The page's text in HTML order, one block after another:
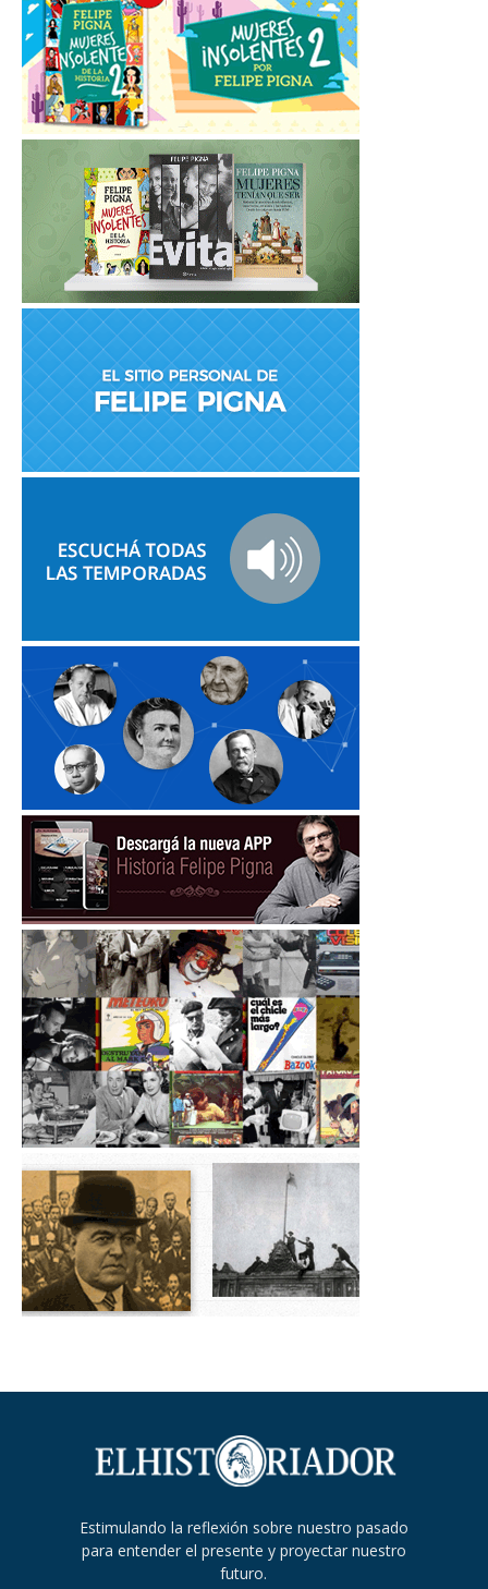
Estimulando la reflexión sobre nuestro pasado
para entender el presente y proyectar nuestro
futuro.